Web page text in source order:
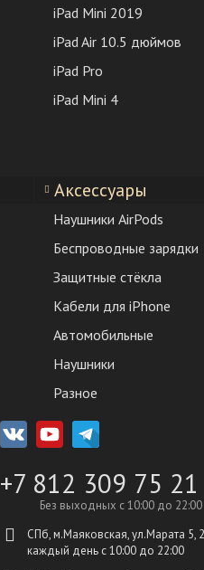
iPad Mini 2019
iPad Air 10.5 дюймов
iPad Pro
iPad Mini 4
Аксессуары
Наушники AirPods
Беспроводные зарядки
Защитные стёкла
Кабели для iPhone
Автомобильные
Наушники
Разное
+7 812 309 75 21
Без выходных с 10:00 до 22:00
СПб, м.Маяковская, ул.Марата 5,
каждый день c 10:00 до 22:00